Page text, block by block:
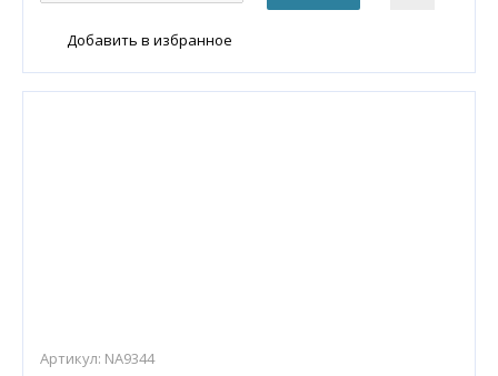
Добавить в избранное
Артикул: NA9344